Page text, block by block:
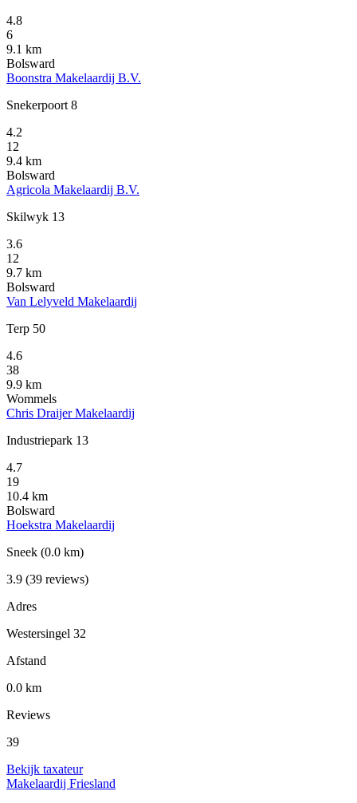
4.8
6
9.1 km
Bolsward
Boonstra Makelaardij B.V.
Snekerpoort 8
4.2
12
9.4 km
Bolsward
Agricola Makelaardij B.V.
Skilwyk 13
3.6
12
9.7 km
Bolsward
Van Lelyveld Makelaardij
Terp 50
4.6
38
9.9 km
Wommels
Chris Draijer Makelaardij
Industriepark 13
4.7
19
10.4 km
Bolsward
Hoekstra Makelaardij
Sneek (0.0 km)
3.9 (39 reviews)
Adres
Westersingel 32
Afstand
0.0 km
Reviews
39
Bekijk taxateur
Makelaardij Friesland